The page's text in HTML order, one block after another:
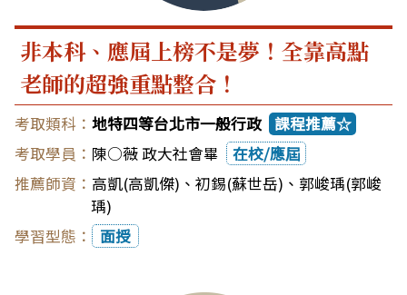
非本科、應屆上榜不是夢！全靠高點
老師的超強重點整合！
地特四等台北市一般行政 課程推薦☆
陳○薇 政大社會畢
在校/應屆
高凱(高凱傑) 、 初錫(蘇世岳) 、 郭峻瑀(郭峻
瑀)
面授